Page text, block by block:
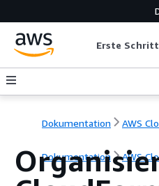
Erste
Dokumentation AWS
Dokumentation AWS